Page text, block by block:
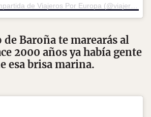
de Baroña te marearás al
2000 años ya había gente
esa brisa marina.